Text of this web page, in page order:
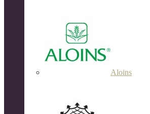
Aloins